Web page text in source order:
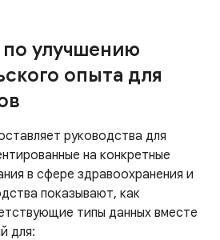
по улучшению
опыта для
руководства для
на конкретные
в сфере здравоохранения и
показывают, как
типы данных вместе
для: